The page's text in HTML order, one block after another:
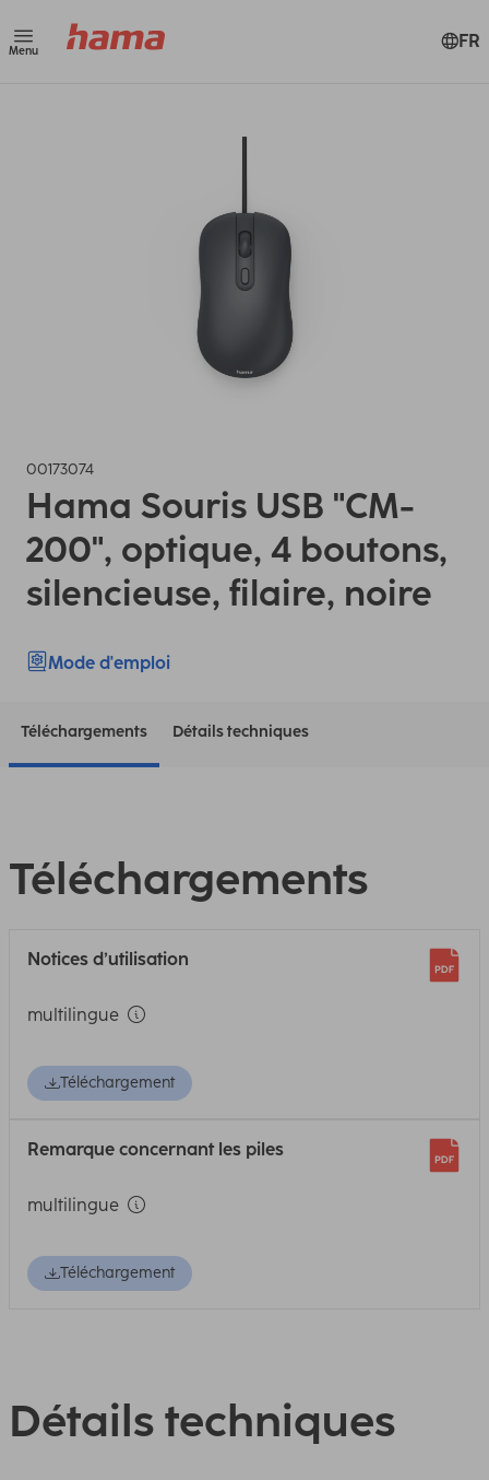
Menu FR
00173074
Hama Souris USB "CM-
200", optique, 4 boutons,
silencieuse, filaire, noire
Mode d'emploi
Téléchargements Détails techniques
Téléchargements
Notices d’utilisation
multilingue
Téléchargement
Remarque concernant les piles
multilingue
Téléchargement
Détails techniques